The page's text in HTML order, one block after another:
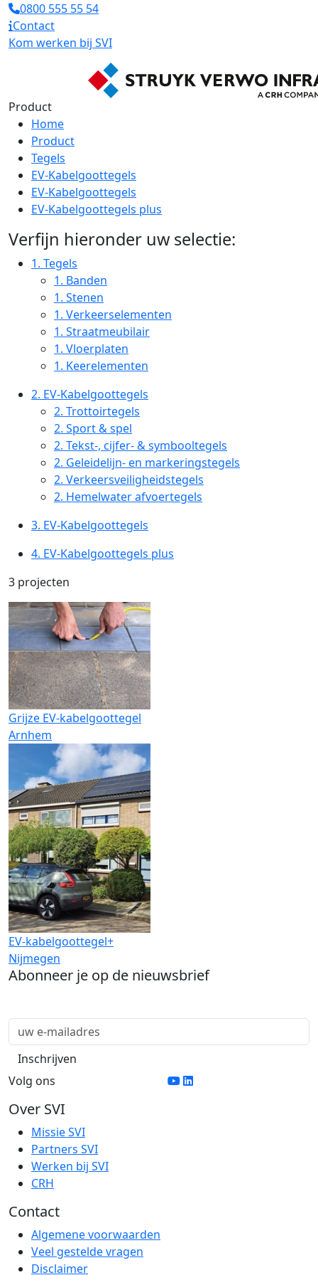
0800 555 55 54
Contact
Kom werken bij SVI
Product
Home
Product
Tegels
EV-Kabelgoottegels
EV-Kabelgoottegels
EV-Kabelgoottegels plus
Verfijn hieronder uw selectie:
1. Tegels
1. Banden
1. Stenen
1. Verkeerselementen
1. Straatmeubilair
1. Vloerplaten
1. Keerelementen
2. EV-Kabelgoottegels
2. Trottoirtegels
2. Sport & spel
2. Tekst-, cijfer- & symbooltegels
2. Geleidelijn- en markeringstegels
2. Verkeersveiligheidstegels
2. Hemelwater afvoertegels
3. EV-Kabelgoottegels
4. EV-Kabelgoottegels plus
3 projecten
Grijze EV-kabelgoottegel
Arnhem
EV-kabelgoottegel+
Nijmegen
Abonneer je op de nieuwsbrief
Volg ons
Over SVI
Missie SVI
Partners SVI
Werken bij SVI
CRH
Contact
Algemene voorwaarden
Veel gestelde vragen
Disclaimer